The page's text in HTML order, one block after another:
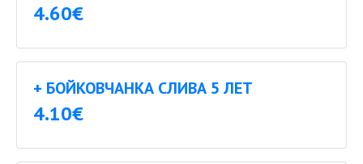
4.60€
+ БОЙКОВЧАНКА СЛИВА 5 ЛЕТ
4.10€